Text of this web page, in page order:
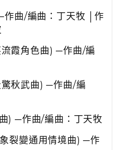
作曲/編曲：丁天牧 │作
霞角色曲)─作曲/編
秋武曲)─作曲/編
)─作曲/編曲：丁天牧
裂變通用情境曲)─作